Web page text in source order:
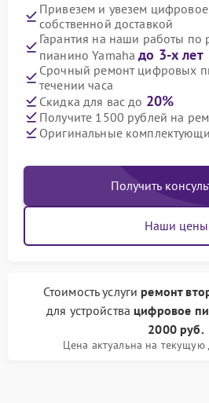
Привезем и увезем
собственной доставкой
Гарантия на наши работы по
пианино Yamahaдо 3-х лет
Срочный ремонт цифровых
течении часа
Скидка для вас до 20%
Получите 1500 рублей на
Оригинальные
Получить
Наши цены
Стоимость услуги ремонт
для устройства цифровое
2000 руб.
Цена актуальна на текущую